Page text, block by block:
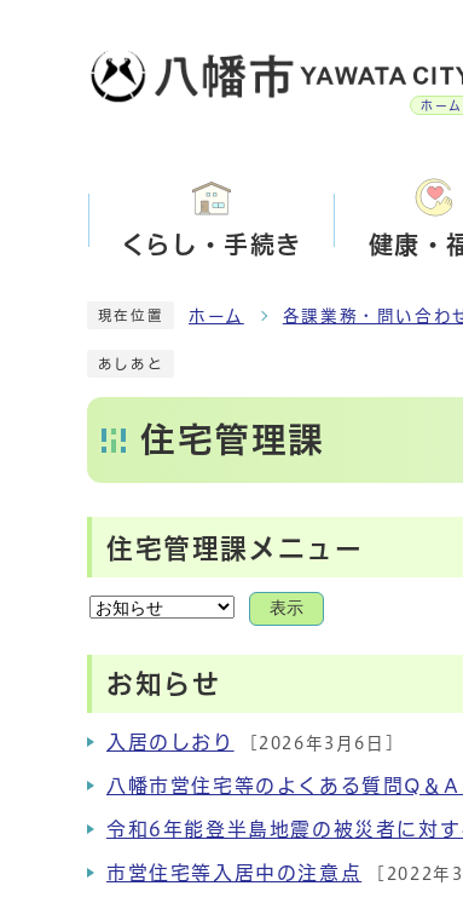
ホーム
くらし・手続き 健康・
現在位置 ホーム 各課業務・問い合わ
あしあと
住宅管理課
住宅管理課メニュー
表示
お知らせ
入居のしおり [2026年3月6日]
八幡市営住宅等のよくある質問Q＆A
令和6年能登半島地震の被災者に対
市営住宅等入居中の注意点 [2022年